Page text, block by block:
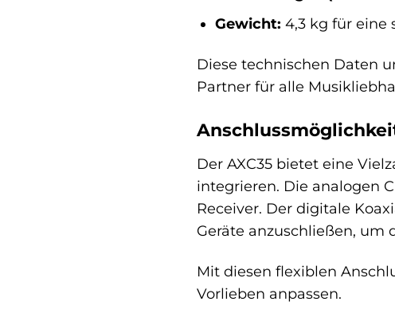
Gewicht: 4,3 kg für eine
Diese technischen Daten
Partner für alle
Der AXC35 bietet eine
integrieren. Die analogen
Receiver. Der digitale
Geräte anzuschließen, um
Mit diesen flexiblen
Vorlieben anpassen.